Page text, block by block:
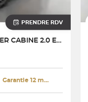
PRENDRE RDV
RANGER SUPER CABINE 2.0 ECOBLUE 205 CH S&S BVA10 e-4WD
Garantie 12 mois